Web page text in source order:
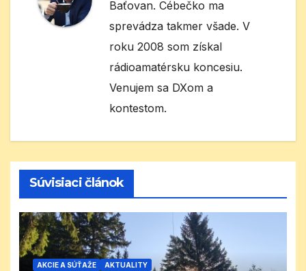
Baťovan. Cébečko ma
sprevádza takmer všade. V
roku 2008 som získal
rádioamatérsku koncesiu.
Venujem sa DXom a
kontestom.
Súvisiaci článok
AKCIE A SÚŤAŽE AKTUALITY